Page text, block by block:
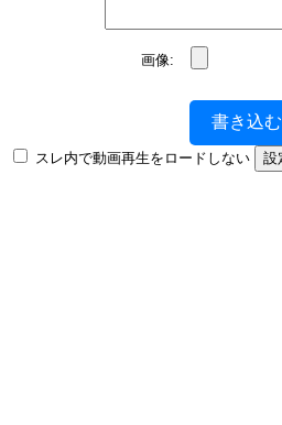
画像:
書き込む
スレ内で動画再生をロードしない